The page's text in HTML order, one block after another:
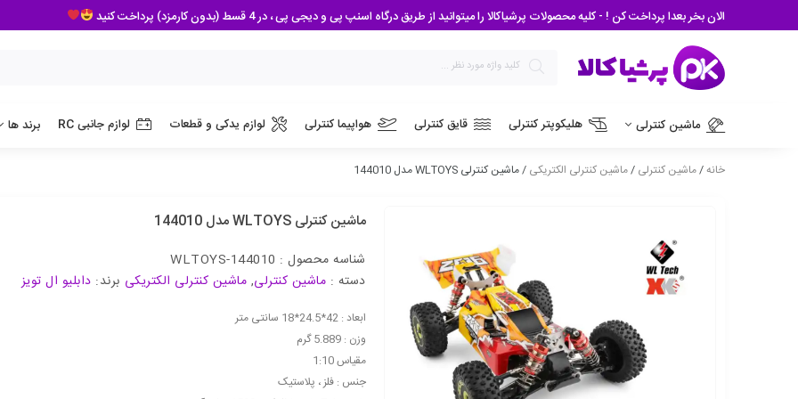
الان بخر بعدا پرداخت کن ! - کلیه محصولات پرشیاکالا را میتوانید از طریق درگاه اسنپ پی و دیجی پی ، در 4 قسط (بدون کارمزد) پرداخت کنید
ماشین کنترلی هلیکوپتر کنترلی قایق کنترلی هواپیما کنترلی لوازم یدکی و قطعات لوازم جانبی RC برند ها
خانه/ماشین کنترلی /ماشین کنترلی الکتریکی / ماشین کنترلی WLTOYS مدل 144010
ماشین کنترلی WLTOYS مدل 144010
شناسه محصول : WLTOYS-144010
دسته : ماشین کنترلی, ماشین کنترلی الکتریکی برند: دابلیو ال تویز
ابعاد : 42*24.5*18 سانتی متر
وزن : 5.889 گرم
مقیاس 1:10
جنس : فلز ، پلاستیک